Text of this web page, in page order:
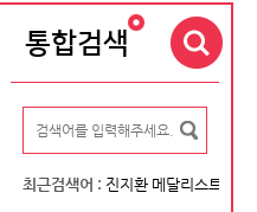
프로그램 참가자 선발 안내
포츠정보센터라는 이름으
터라는 이름으로 새롭게 출발합니다.
체육회 선수진로지원센터
신청: 포스터 하단에 있는 QR코드로 신
2026 국제
통합검색
최근검색어 : 진지환 메달리스트